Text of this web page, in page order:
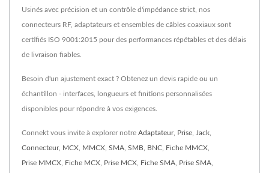
Usinés avec précision et un contrôle d'impédance strict, nos
connecteurs RF, adaptateurs et ensembles de câbles coaxiaux sont
certifiés ISO 9001:2015 pour des performances répétables et des délais
de livraison fiables.
Besoin d'un ajustement exact ? Obtenez un devis rapide ou un
échantillon - interfaces, longueurs et finitions personnalisées
disponibles pour répondre à vos exigences.
Connekt vous invite à explorer notre Adaptateur, Prise Jack
Connecteur, MCX MMCX SMA SMB BNC Fiche MMCX
Prise MMCX Fiche MCX Prise MCX Fiche SMA Prise SMA